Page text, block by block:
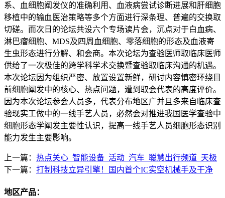
系、血细胞阐发仪的准确利用、血液病尝试诊断进展和肝细胞
移植中的输血医治策略等多个方面进行深条理、普遍的交换取
切磋。而次日的论坛共设六个专场读片会，沉点对于白血病、
淋巴瘤细胞、MDS及四周血细胞、零落细胞的形态及血液寄
生虫形态进行分解、和会商。本次论坛为查验医师取临床医师
供给了一次极佳的跨学科学术交换暨查验取临床沟通的机遇。
本次论坛因为组织严密、放置设置新鲜，研讨内容慎密环绕目
前细胞阐发中的核心、热点问题，遭到取会代表的高度评价。
因为本次论坛参会人员多，代表分布地区广并且多来自临床查
验现实工做中的一线手艺人员，必然会对推进我国医学查验中
细胞形态学阐发主要性认识，提高一线手艺人员细胞形态识别
能力发生主要影响。
上一篇： 热点关心_智能设备_活动_汽车_聪慧出行频道_天极
下一篇： 打制科技立异引擎！国内首个IC实空机械手及干净
地区产品：